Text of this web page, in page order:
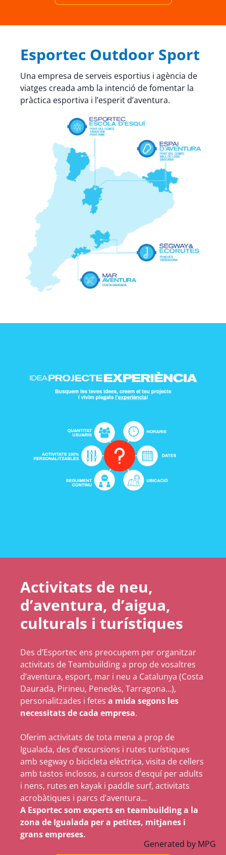
Esportec Outdoor Sport
Una empresa de serveis esportius i agència de
viatges creada amb la intenció de fomentar la
pràctica esportiva i l’esperit d’aventura.
Activitats de neu,
d’aventura, d’aigua,
culturals i turístiques
Des d’Esportec ens preocupem per organitzar
activitats de Teambuilding a prop de vosaltres
d’aventura, esport, mar i neu a Catalunya (Costa
Daurada, Pirineu, Penedès, Tarragona…),
personalitzades i fetes a mida segons les
necessitats de cada empresa.
Oferim activitats de tota mena a prop de
Igualada, des d’excursions i rutes turístiques
amb segway o bicicleta elèctrica, visita de cellers
amb tastos inclosos, a cursos d’esquí per adults
i nens, rutes en kayak i paddle surf, activitats
acrobàtiques i parcs d’aventura…
A Esportec som experts en teambuilding a la
zona de Igualada per a petites, mitjanes i
grans empreses.
Generated by MPG